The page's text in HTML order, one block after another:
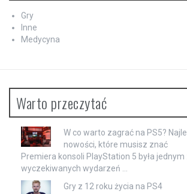
Gry
Inne
Medycyna
Warto przeczytać
W co warto zagrać na PS5?
nowości, które musisz znać
Premiera konsoli PlayStation 5 była
wyczekiwanych wydarzeń …
Gry z 12 roku życia na PS4